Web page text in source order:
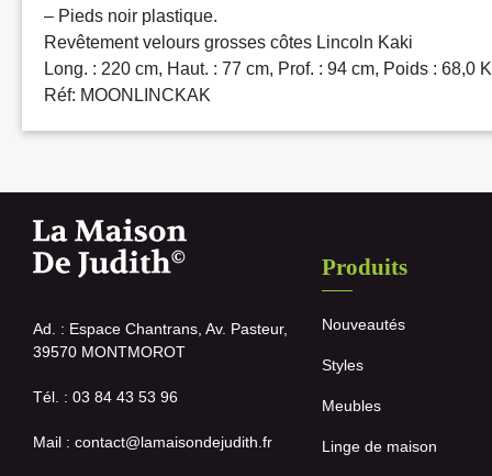
– Pieds noir plastique.
Revêtement velours grosses côtes Lincoln Kaki
Long. : 220 cm, Haut. : 77 cm, Prof. : 94 cm, Poids : 68,0
Réf: MOONLINCKAK
Ad. : Espace Chantrans, Av. Pasteur,
39570 MONTMOROT
Tél. : 03 84 43 53 96
Mail : contact@lamaisondejudith.fr
Produits
Nouveautés
Styles
Meubles
Linge de maison